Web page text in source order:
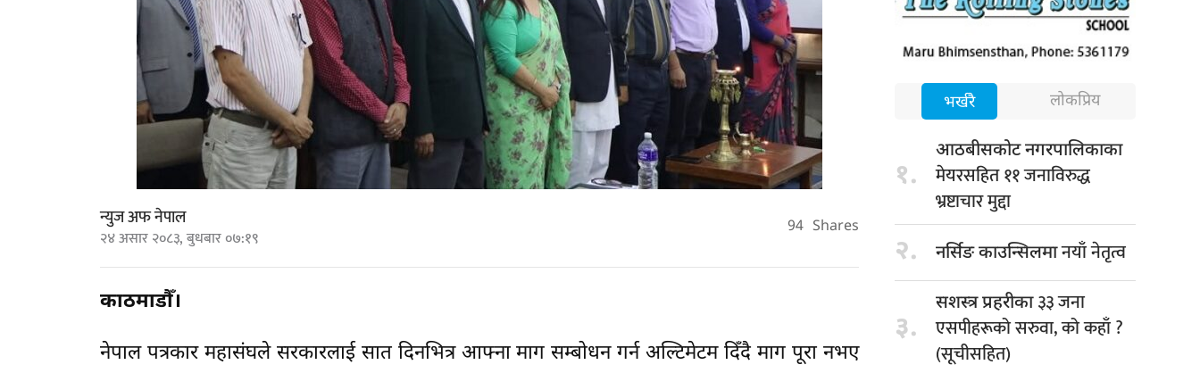
न्युज अफ नेपाल
२४ असार २०८३, बुधबार ०७:१९ 94 Shares
काठमाडौँ।
नेपाल पत्रकार महासंघले सरकारलाई सात दिनभित्र आफ्ना माग सम्बोधन गर्न अल्टिमेटम दिँदै माग पूरा नभए
भर्खरै लोकप्रिय
१.
आठबीसकोट नगरपालिकाका
मेयरसहित ११ जनाविरुद्ध
भ्रष्टाचार मुद्दा
२. नर्सिङ काउन्सिलमानयाँ नेतृत्व
३.
सशस्त्र प्रहरीका३३ जना
एसपीहरूको सरुवा, को कहाँ ?
(सूचीसहित)